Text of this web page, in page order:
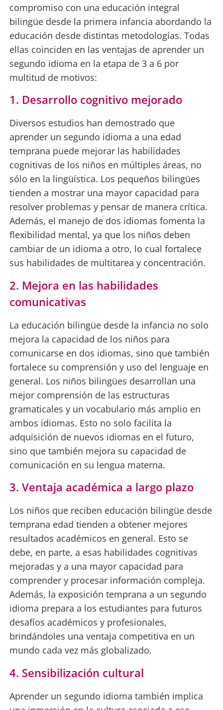
compromiso con una educación integral
bilingüe desde la primera infancia abordando la
educación desde distintas metodologías. Todas
ellas coinciden en las ventajas de aprender un
segundo idioma en la etapa de 3 a 6 por
multitud de motivos:
1. Desarrollo cognitivo mejorado
Diversos estudios han demostrado que
aprender un segundo idioma a una edad
temprana puede mejorar las habilidades
cognitivas de los niños en múltiples áreas, no
sólo en la lingüística. Los pequeños bilingües
tienden a mostrar una mayor capacidad para
resolver problemas y pensar de manera crítica.
Además, el manejo de dos idiomas fomenta la
flexibilidad mental, ya que los niños deben
cambiar de un idioma a otro, lo cual fortalece
sus habilidades de multitarea y concentración.
2. Mejora en las habilidades
comunicativas
La educación bilingüe desde la infancia no solo
mejora la capacidad de los niños para
comunicarse en dos idiomas, sino que también
fortalece su comprensión y uso del lenguaje en
general. Los niños bilingües desarrollan una
mejor comprensión de las estructuras
gramaticales y un vocabulario más amplio en
ambos idiomas. Esto no solo facilita la
adquisición de nuevos idiomas en el futuro,
sino que también mejora su capacidad de
comunicación en su lengua materna.
3. Ventaja académica a largo plazo
Los niños que reciben educación bilingüe desde
temprana edad tienden a obtener mejores
resultados académicos en general. Esto se
debe, en parte, a esas habilidades cognitivas
mejoradas y a una mayor capacidad para
comprender y procesar información compleja.
Además, la exposición temprana a un segundo
idioma prepara a los estudiantes para futuros
desafíos académicos y profesionales,
brindándoles una ventaja competitiva en un
mundo cada vez más globalizado.
4. Sensibilización cultural
Aprender un segundo idioma también implica